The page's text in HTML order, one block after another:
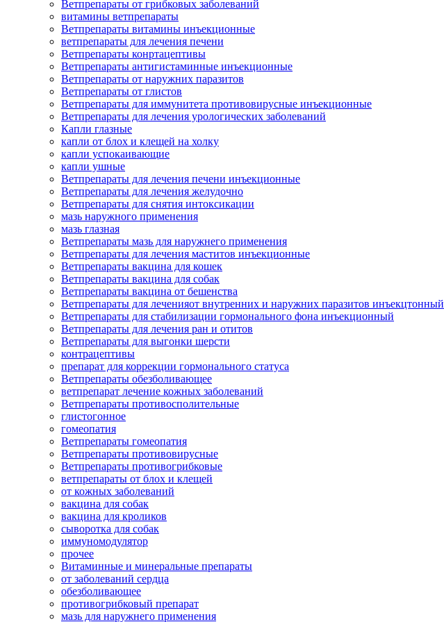
Ветпрепараты от грибковых заболеваний
витамины ветпрепараты
Ветпрепараты витамины инъекционные
ветпрепараты для лечения печени
Ветпрепараты конртацептивы
Ветпрепараты антигистаминные инъекционные
Ветпрепараты от наружних паразитов
Ветпрепараты от глистов
Ветпрепараты для иммунитета противовирусные инъекционные
Ветпрепараты для лечения урологических заболеваний
Капли глазные
капли от блох и клещей на холку
капли успокаивающие
капли ушные
Ветпрепараты для лечения печени инъекционные
Ветпрепараты для лечения желудочно
Ветпрепараты для снятия интоксикации
мазь наружного применения
мазь глазная
Ветпрепараты мазь для наружнего применения
Ветпрепараты для лечения маститов инъекционные
Ветпрепараты вакцина для кошек
Ветпрепараты вакцина для собак
Ветпрепараты вакцина от бешенства
Ветпрепараты для леченияот внутренних и наружних паразитов инъекцтонный
Ветпрепараты для стабилизации гормонального фона инъекционный
Ветпрепараты для лечения ран и отитов
Ветпрепараты для выгонки шерсти
контрацептивы
препарат для коррекции гормонального статуса
Ветпрепараты обезболивающее
ветпрепарат лечение кожных заболеваний
Ветпрепараты противосполительные
глистогонное
гомеопатия
Ветпрепараты гомеопатия
Ветпрепараты противовирусные
Ветпрепараты противогрибковые
ветпрепараты от блох и клещей
от кожных заболеваний
вакцина для собак
вакцина для кроликов
сыворотка для собак
иммуномодулятор
прочее
Витаминные и минеральные препараты
от заболеваний сердца
обезболивающее
противогрибковый препарат
мазь для наружнего применения